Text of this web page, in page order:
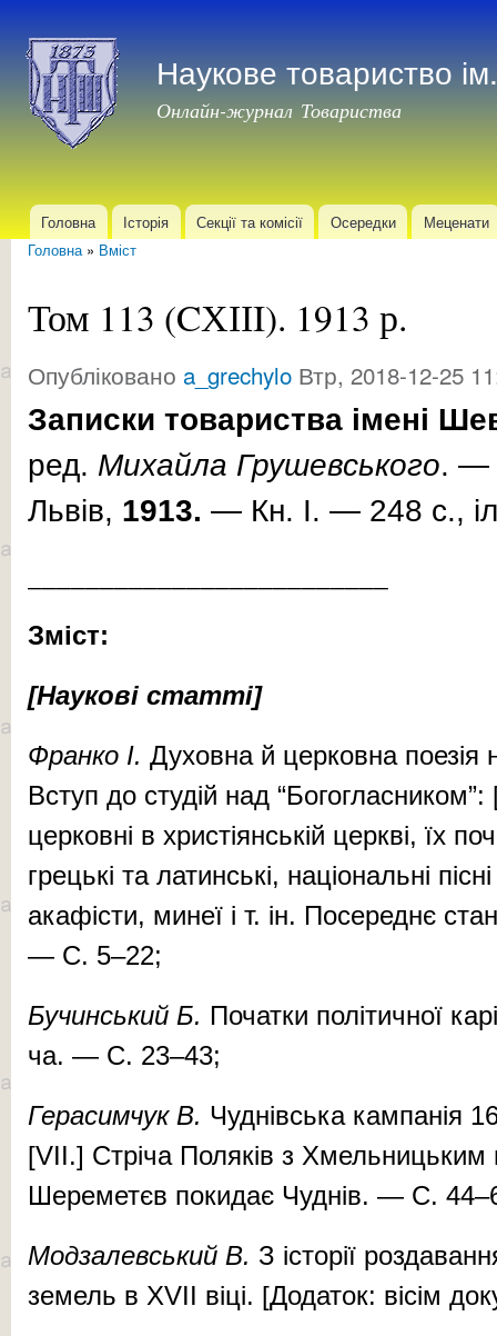
Наукове товариство
Онлайн-журнал Товариства
Головне меню
Головна Історія Секції та комісії Осередки Меценати
Головна» Вміст
Том 113 (CХІІI). 1913 р.
Опубліковано a_grechylo Втр, 2018-12-25
Записки товариства імені
ред. Михайла Грушевського. —
Львів, 1913. — Кн. І. — 248 с.,
Зміст:
[Наукові статті]
Фран­ко І. Ду­хов­на й цер­ков­на по­е­зія
Вступ до сту­дій над “Бо­гог­лас­ни­ком”:
церковні в хри­стіянській церкві, їх
грецькі та латинські, націо­наль­ні
акафісти, минеї і т. ін. Посереднє
— С. 5–22;
Бу­чин­ський Б. По­чат­ки по­лі­тич­ної
ча. — С. 23–43;
Ге­ра­сим­чук В. Чуд­нів­ська кам­па­нія
[VII.] Стріча Поляків з
Шереметєв по­ки­дає Чуднів. — С.
Мод­за­лев­ський В. З іс­то­рії
зе­мель в XVII ві­ці. [Додаток: вісім